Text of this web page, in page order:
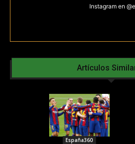
Instagram en
Artículos
España360